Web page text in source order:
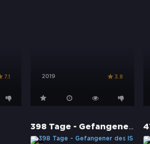
7.1 2019 3.8
398 Tage - Gefangener des IS